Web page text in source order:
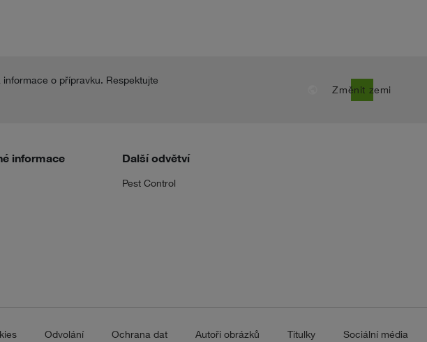
o přípravku. Respektujte
Změnit zemi
informace Další odvětví
Pest Control
Odvolání Ochrana dat Autoři obrázků Titulky Sociální média